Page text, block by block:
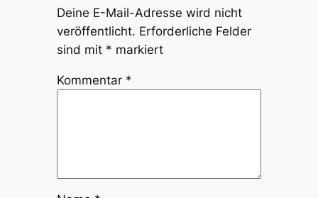
Deine E-Mail-Adresse wird nicht
veröffentlicht. Erforderliche Felder
sind mit * markiert
Kommentar *